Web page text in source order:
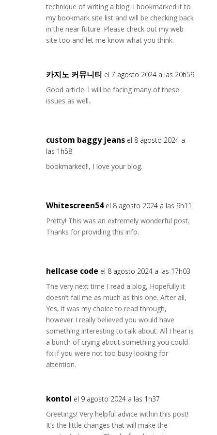
technique of writing a blog. I bookmarked it to
my bookmark site list and will be checking back
in the near future. Please check out my web
site too and let me know what you think.
카지노 커뮤니티 el 7 agosto 2024 a las 20h59
Good article. I will be facing many of these
issues as well..
custom baggy jeans el 8 agosto 2024 a
las 1h58
bookmarked!!, I love your blog.
Whitescreen54 el 8 agosto 2024 a las 9h11
Pretty! This was an extremely wonderful post.
Thanks for providing this info.
hellcase code el 8 agosto 2024 a las 17h03
The very next time I read a blog, Hopefully it
doesn’t fail me as much as this one. After all,
Yes, it was my choice to read through,
however I really believed you would have
something interesting to talk about. All I hear is
a bunch of crying about something you could
fix if you were not too busy looking for
attention.
kontol el 9 agosto 2024 a las 1h37
Greetings! Very helpful advice within this post!
It’s the little changes that will make the